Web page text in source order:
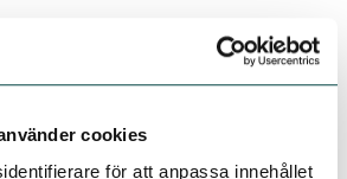
cookies
för att anpassa innehållet
med att Christian Dahlström har
som bygger på DISC -
från företaget…
20 April